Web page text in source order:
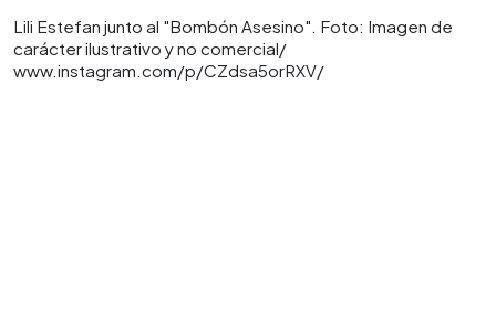
Lili Estefan junto al "Bombón Asesino". Foto: Imagen de
carácter ilustrativo y no comercial/
www.instagram.com/p/CZdsa5orRXV/